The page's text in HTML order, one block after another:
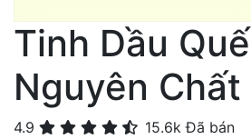
Tinh Dầu Quế
Nguyên Chất
4.9 15.6kĐã bán